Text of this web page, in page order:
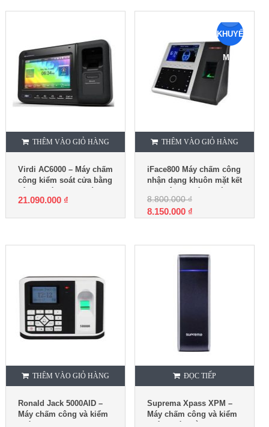
THÊM VÀO GIỎ HÀNG
Virdi AC6000 – Máy chấm
công kiểm soát cửa bằng
21.090.000 ₫
KHUYẾN
MẠI
THÊM VÀO GIỎ HÀNG
iFace800 Máy chấm công
nhận dạng khuôn mặt kết
8.800.000₫
8.150.000 ₫
THÊM VÀO GIỎ HÀNG
Ronald Jack 5000AID –
Máy chấm công và kiểm
ĐỌC TIẾP
Suprema Xpass XPM –
Máy chấm công và kiểm